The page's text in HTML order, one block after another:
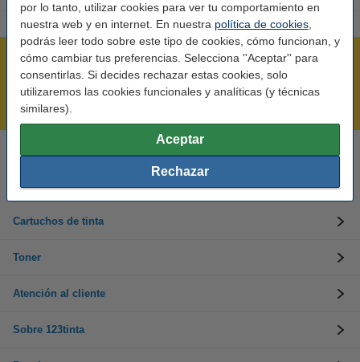
por lo tanto, utilizar cookies para ver tu comportamiento en
nuestra web y en internet. En nuestra política de cookies
podrás leer todo sobre este tipo de cookies, cómo funcionan, y
cómo cambiar tus preferencias. Selecciona ''Aceptar'' para
consentirlas. Si decides rechazar estas cookies, solo
utilizaremos las cookies funcionales y analíticas (y técnicas
similares).
Aceptar
Rechazar
Rápido y sencillo
Mejor Precio Garantizado
En días laborables de 09:00 a 20:00.
Cartuchos de tinta
Toner
Atención al cliente
Sobre 123tinta